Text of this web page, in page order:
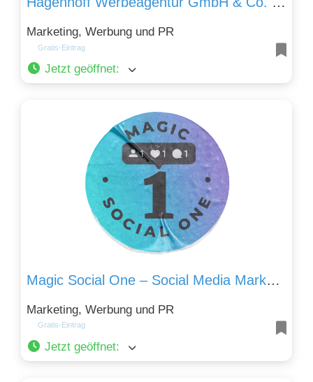
Marketing, Werbung und PR
Gratis-Eintrag
Jetzt geöffnet:
Magic Social One – Social Media Marketing Agentur
Marketing, Werbung und PR
Gratis-Eintrag
Jetzt geöffnet: